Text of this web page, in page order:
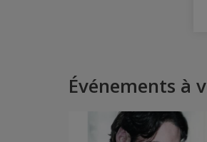
Événements à